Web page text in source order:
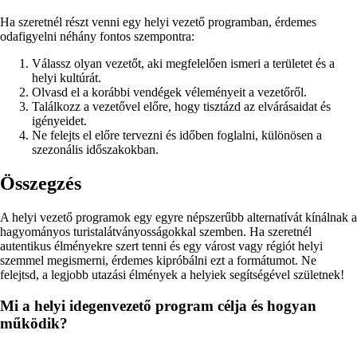
Ha szeretnél részt venni egy helyi vezető programban, érdemes
odafigyelni néhány fontos szempontra:
Válassz olyan vezetőt, aki megfelelően ismeri a területet és a
helyi kultúrát.
Olvasd el a korábbi vendégek véleményeit a vezetőről.
Találkozz a vezetővel előre, hogy tisztázd az elvárásaidat és
igényeidet.
Ne felejts el előre tervezni és időben foglalni, különösen a
szezonális időszakokban.
Összegzés
A helyi vezető programok egy egyre népszerűbb alternatívát kínálnak a
hagyományos turistalátványosságokkal szemben. Ha szeretnél
autentikus élményekre szert tenni és egy várost vagy régiót helyi
szemmel megismerni, érdemes kipróbálni ezt a formátumot. Ne
felejtsd, a legjobb utazási élmények a helyiek segítségével születnek!
Mi a helyi idegenvezető program célja és hogyan
működik?